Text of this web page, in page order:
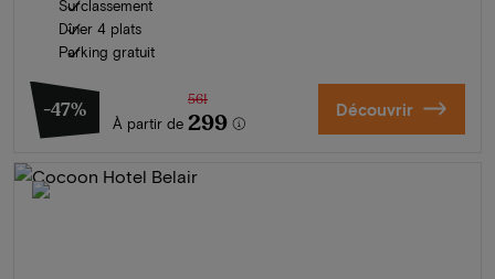
Surclassement
Dîner 4 plats
Parking gratuit
-47%
À partir de
561
299 Découvrir